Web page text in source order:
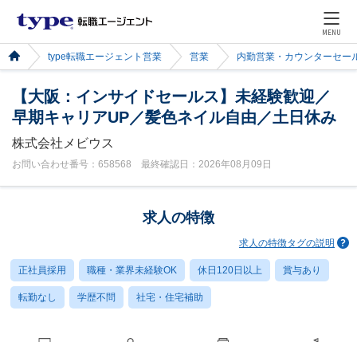
MENU
type転職エージェント営業 営業 内勤営業・カウンターセー
【大阪：インサイドセールス】未経験歓迎／
早期キャリアUP／髪色ネイル自由／土日休み
株式会社メビウス
お問い合わせ番号：658568 最終確認日：2026年08月09日
求人の特徴
求人の特徴タグの説明
正社員採用 職種・業界未経験OK 休日120日以上 賞与あり
転勤なし 学歴不問 社宅・住宅補助